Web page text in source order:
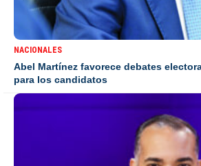
NACIONALES
Abel Martínez favorece debates
para los candidatos